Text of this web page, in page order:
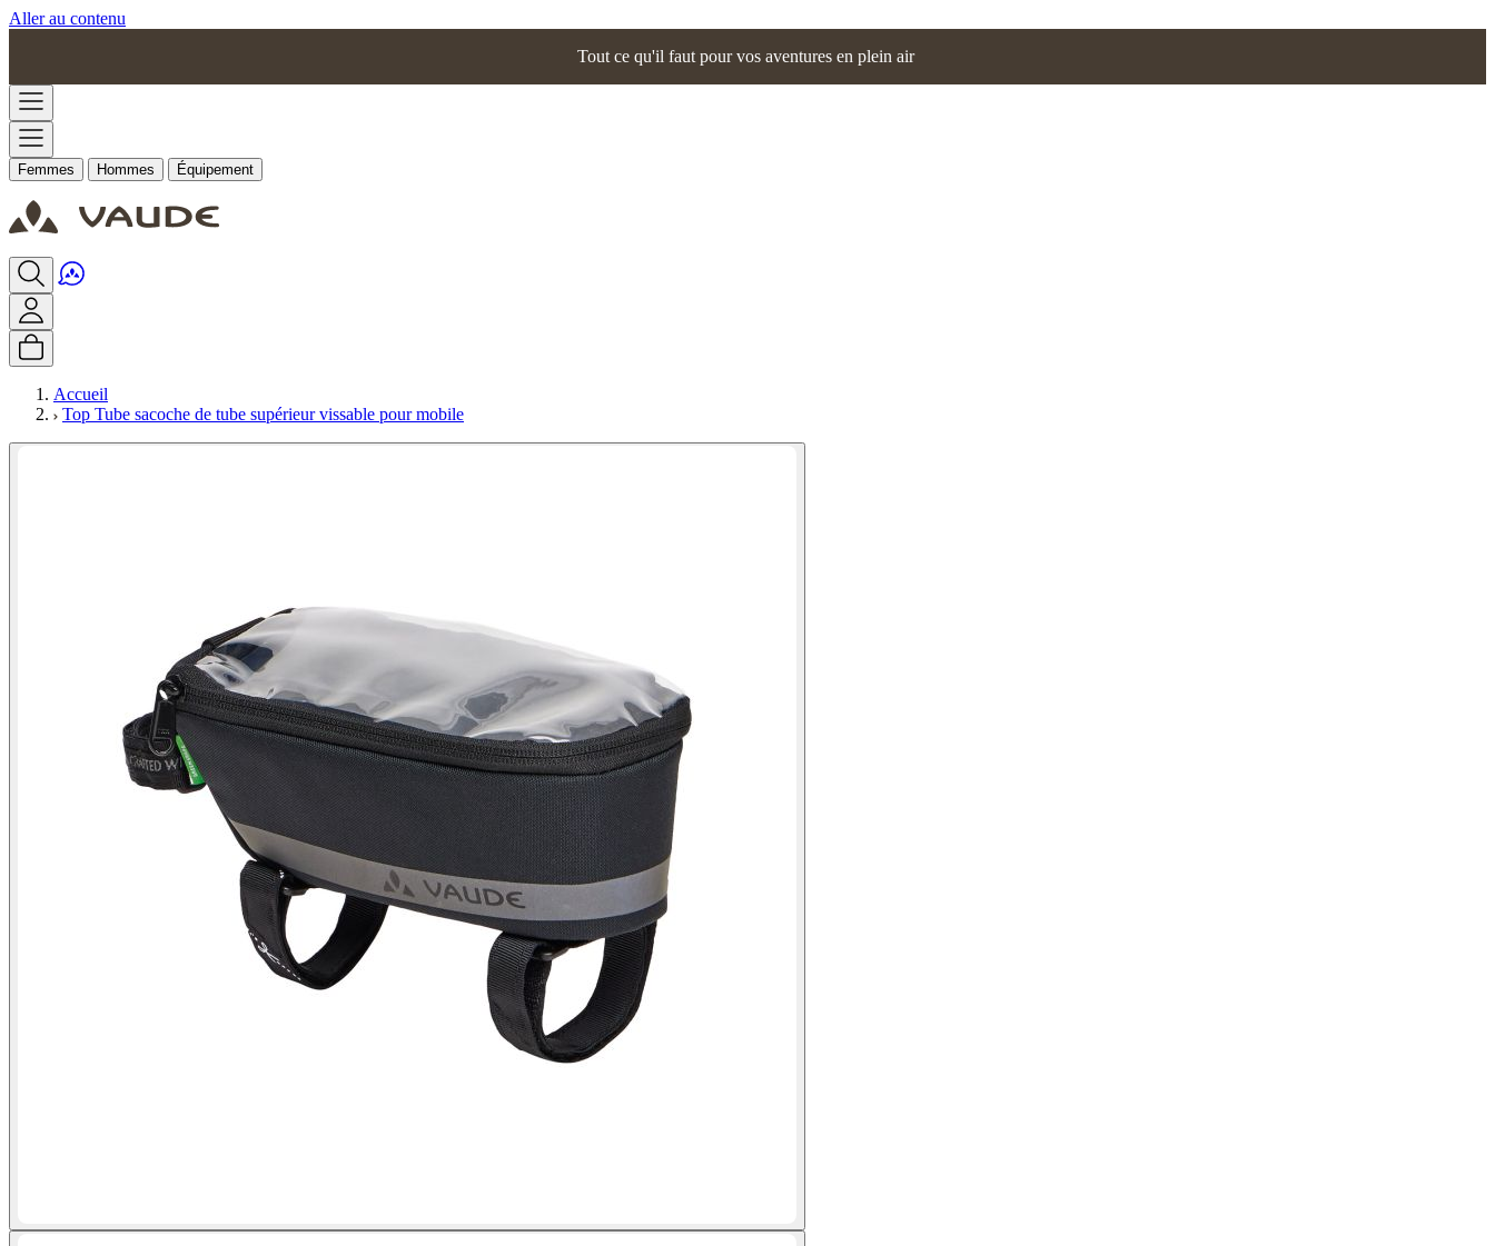
Aller au contenu
Tout ce qu'il faut pour vos aventures en plein air
Femmes Hommes Équipement
Accueil
Top Tube sacoche de tube supérieur vissable pour mobile